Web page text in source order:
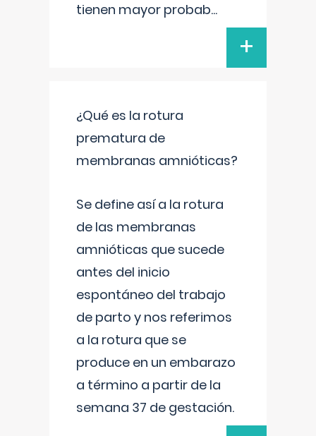
tienen mayor probab...
+
¿Qué es la rotura
prematura de
membranas amnióticas?
Se define así a la rotura
de las membranas
amnióticas que sucede
antes del inicio
espontáneo del trabajo
de parto y nos referimos
a la rotura que se
produce en un embarazo
a término a partir de la
semana 37 de gestación.